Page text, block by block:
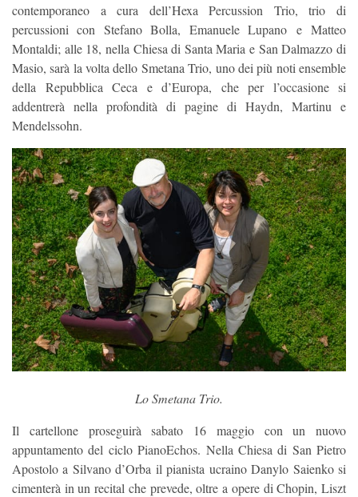
contemporaneo a cura dell’Hexa Percussion Trio, trio di
percussioni con Stefano Bolla, Emanuele Lupano e Matteo
Montaldi; alle 18, nella Chiesa di Santa Maria e San Dalmazzo di
Masio, sarà la volta dello Smetana Trio, uno dei più noti ensemble
della Repubblica Ceca e d’Europa, che per l’occasione si
addentrerà nella profondità di pagine di Haydn, Martinu e
Mendelssohn.
Lo Smetana Trio.
Il cartellone proseguirà sabato 16 maggio con un nuovo
appuntamento del ciclo PianoEchos. Nella Chiesa di San Pietro
Apostolo a Silvano d’Orba il pianista ucraino Danylo Saienko si
cimenterà in un recital che prevede, oltre a opere di Chopin, Liszt